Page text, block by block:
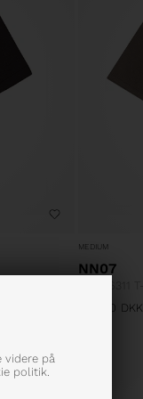
videre på
politik.
MEDIUM
NN07
900,00 DKK